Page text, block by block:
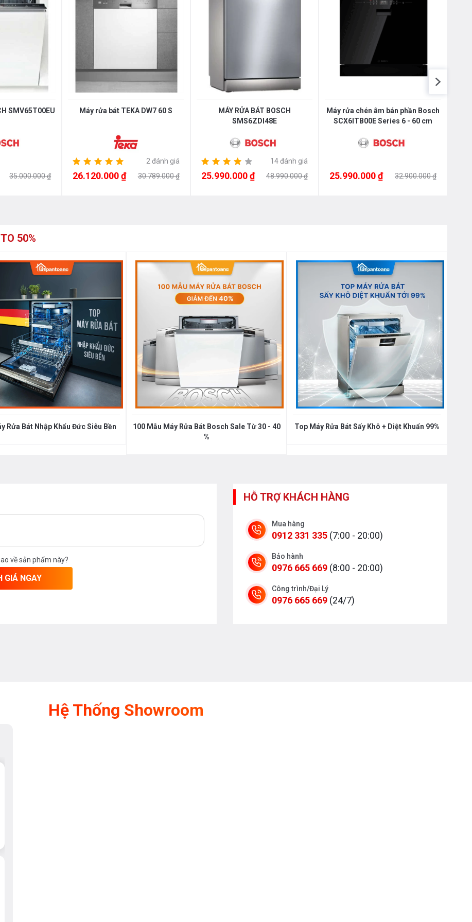
dụng cụ nhà bếp nhỏ hơn hoặc bát đĩa
món khó bảo quản. Với giá để bày có thể di
dưới, nơi có thể đặt các ly rượu thân dài một
tải mới, đặc biệt là đối với đồ dùng nhà bếp
Bát Bosch SMS4HDW52E Độc Lập Serie 4
bạn cũng có thể được điều khiển bằng giọng
tương ứng để thiết lập kết nối giữa Amazon
bị gia đình của bạn.
SMV65T00EU
35.000.000 ₫
Máy rửa bát TEKA DW7 60 S
2 đánh giá
26.120.000 ₫ 30.789.000 ₫
MÁY RỬA BÁT BOSCH
SMS6ZDI48E
14 đánh giá
25.990.000 ₫ 48.990.000 ₫
Máy rửa chén âm bán phần Bosch
SCX6ITB00E Series 6 - 60 cm
25.990.000 ₫ 32.900.000 ₫
50%
Rửa Bát Nhập Khẩu Đức Siêu Bền
100 Mẫu Máy Rửa Bát Bosch Sale Từ 30 - 40
%
Top Máy Rửa Bát Sấy Khô + Diệt Khuẩn 99%
về sản phẩm này?
GIÁ NGAY
HỖ TRỢ KHÁCH HÀNG
Mua hàng
0912 331 335 (7:00 - 20:00)
Bảo hành
0976 665 669 (8:00 - 20:00)
Công trình/Đại Lý
0976 665 669 (24/7)
Hệ Thống Showroom